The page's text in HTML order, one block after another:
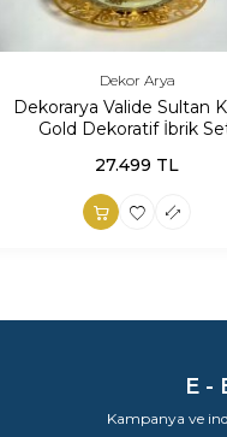
Dekor Arya
Dekorarya Valide Sultan
Gold Dekoratif İbrik
27.499 TL
E -
Kampanya ve